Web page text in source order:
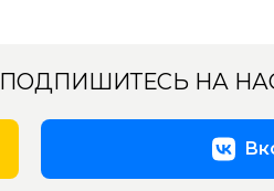
ПОДПИШИТЕСЬ НА